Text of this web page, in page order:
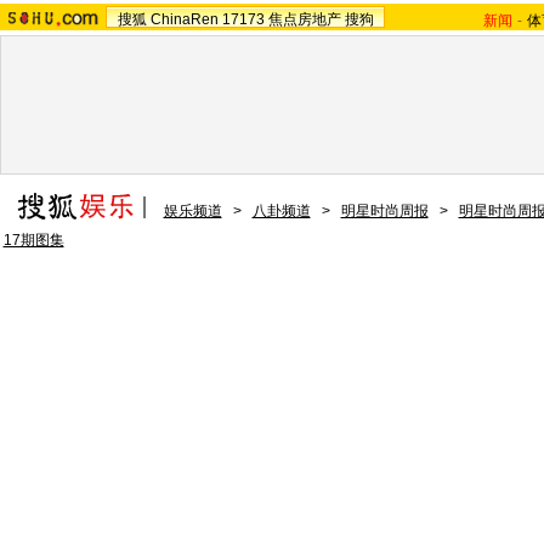
搜狐 ChinaRen 17173 焦点房地产 搜狗 新闻 -
娱乐频道 > 八卦频道 > 明星时尚周报 >
明星时尚周
17期图集